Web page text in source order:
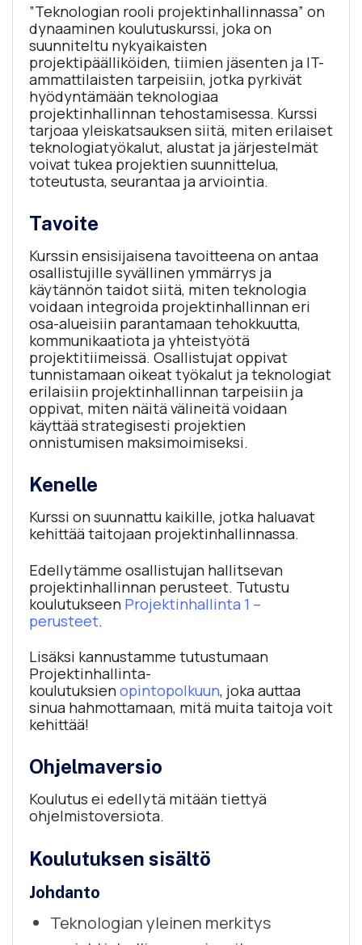
”Teknologian rooli projektinhallinnassa” on
dynaaminen koulutuskurssi, joka on
suunniteltu nykyaikaisten
projektipäälliköiden, tiimien jäsenten ja IT-
ammattilaisten tarpeisiin, jotka pyrkivät
hyödyntämään teknologiaa
projektinhallinnan tehostamisessa. Kurssi
tarjoaa yleiskatsauksen siitä, miten erilaiset
teknologiatyökalut, alustat ja järjestelmät
voivat tukea projektien suunnittelua,
toteutusta, seurantaa ja arviointia.
Tavoite
Kurssin ensisijaisena tavoitteena on antaa
osallistujille syvällinen ymmärrys ja
käytännön taidot siitä, miten teknologia
voidaan integroida projektinhallinnan eri
osa-alueisiin parantamaan tehokkuutta,
kommunikaatiota ja yhteistyötä
projektitiimeissä. Osallistujat oppivat
tunnistamaan oikeat työkalut ja teknologiat
erilaisiin projektinhallinnan tarpeisiin ja
oppivat, miten näitä välineitä voidaan
käyttää strategisesti projektien
onnistumisen maksimoimiseksi.
Kenelle
Kurssi on suunnattu kaikille, jotka haluavat
kehittää taitojaan projektinhallinnassa.
Edellytämme osallistujan hallitsevan
projektinhallinnan perusteet. Tutustu
koulutukseen Projektinhallinta 1 –
perusteet.
Lisäksi kannustamme tutustumaan
Projektinhallinta-
koulutuksienopintopolkuun, joka auttaa
sinua hahmottamaan, mitä muita taitoja voit
kehittää!
Ohjelmaversio
Koulutus ei edellytä mitään tiettyä
ohjelmistoversiota.
Koulutuksen sisältö
Johdanto
Teknologian yleinen merkitys